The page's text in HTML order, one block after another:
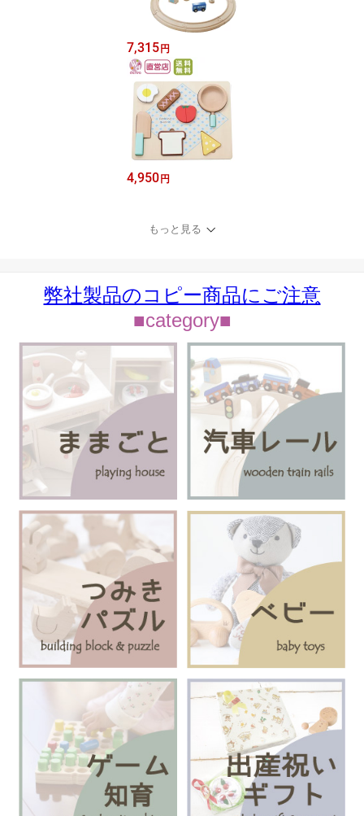
7,315円
4,950円
もっと見る
弊社製品のコピー商品にご注意
■category■